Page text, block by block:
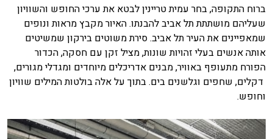
ברוח התקופה, בחר עמית טריינין לבטא את ערכי החופש והשוויון
שעליהם מושתתת תל אביב להבנתו. האיור מקבץ מראות ונופים
שמאפיינים את העיר תל אביב. סירת משוטים בירקון שמשיטים
אותה אנשים בעלי זהויות שונות, מציל זקן עם חסקה, הכדור
הפורח מתעופף באוויר, מבנים אדריכלים מיוחדים ומגדלי מגורים,
דקלים, שחפים וגלשנים בים. בתוך על אלה בולטות המילים שוויון
וחופש.